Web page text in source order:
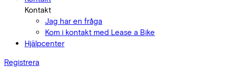
Kontakt
Jag har en fråga
Kom i kontakt med Lease a Bike
Hjälpcenter
Registrera